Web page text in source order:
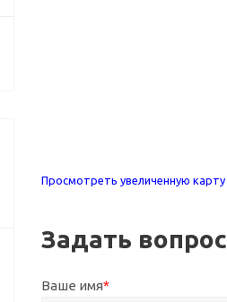
Просмотреть увеличенную карту
Задать вопрос
Ваше имя*